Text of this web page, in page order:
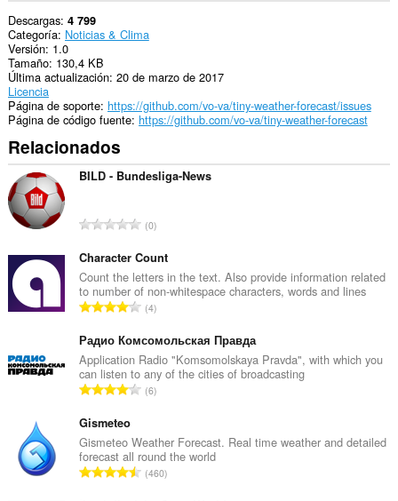
Descargas 4 799
Categoría Noticias & Clima
Versión 1.0
Tamaño 130,4 KB
Última actualización 20 de marzo de 2017
Licencia
Página de soporte https://github.com/vo-va/tiny-weather-forecast/issues
Página de código fuente https://github.com/vo-va/tiny-weather-forecast
Relacionados
BILD - Bundesliga-News
N
m
e
r
o
o
t
a
e
p
u
0
Character Count
Count the letters in the text. Also provide information related
to number of non-whitespace characters, words and lines
N
m
e
r
o
t
a
4
Радио Комсомольская Правда
Application Radio "Komsomolskaya Pravda", with which you
can listen to any of the cities of broadcasting
N
e
r
o
6
Gismeteo
Gismeteo Weather Forecast. Real time weather and detailed
forecast all round the world
N460